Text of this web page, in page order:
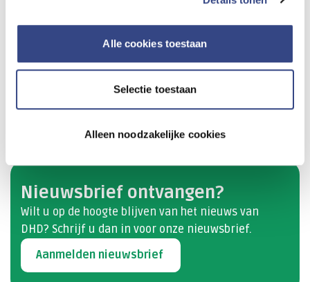
Alle cookies toestaan
Selectie toestaan
Alleen noodzakelijke cookies
Nieuwsbrief ontvangen?
Wilt u op de hoogte blijven van het nieuws van
DHD? Schrijf u dan​ in voor onze nieuwsbrief.
Aanmelden nieuwsbrief
instellingen voor medisch-specialistische revalidatie
doen mee aan het initiatief, en zijn betrokken bij het
actueel ouden van de websites. Naast Ziekenhuischeck
informatie over kwaliteit beschikbaar. Op de
Zorginzichtstaat een compleet overzicht
van websites met openbare data.